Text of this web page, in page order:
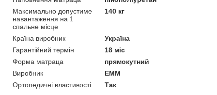
Максимально допустиме
навантаження на 1
спальне місце
140 кг
Країна виробник
Україна
Гарантійний термін
18 міс
Форма матраца
прямокутний
Виробник
ЕММ
Ортопедичні властивості
Так